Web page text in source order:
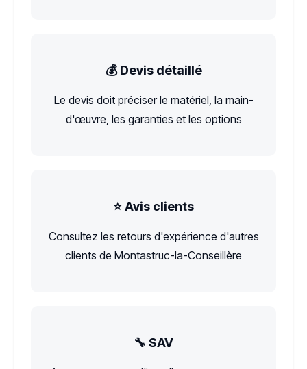
💰 Devis détaillé
Le devis doit préciser le matériel, la main-
d'œuvre, les garanties et les options
⭐ Avis clients
Consultez les retours d'expérience d'autres
clients de Montastruc-la-Conseillère
🔧 SAV